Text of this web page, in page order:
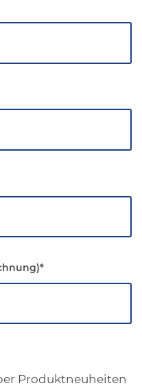
*
Produktneuheiten